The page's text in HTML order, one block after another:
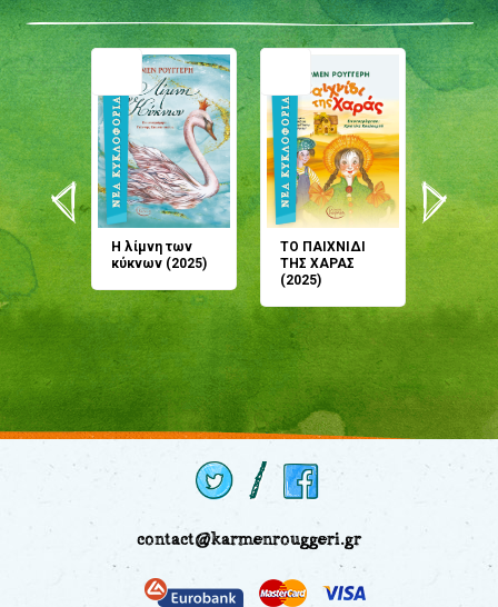
Η λίμνη των
κύκνων (2025)
ΤΟ ΠΑΙΧΝΙΔΙ
ΤΗΣ ΧΑΡΑΣ
(2025)
μου;
(2024)
contact@karmenrouggeri.gr